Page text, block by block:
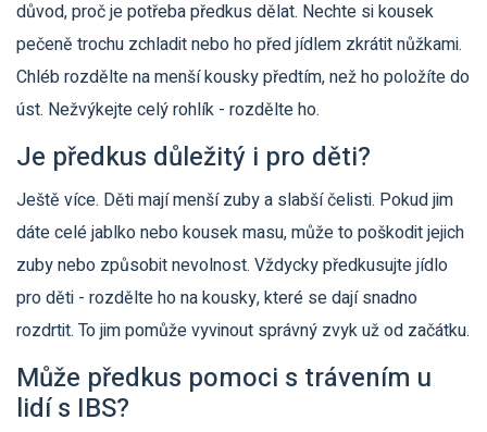
důvod, proč je potřeba předkus dělat. Nechte si kousek
pečeně trochu zchladit nebo ho před jídlem zkrátit nůžkami.
Chléb rozdělte na menší kousky předtím, než ho položíte do
úst. Nežvýkejte celý rohlík - rozdělte ho.
Je předkus důležitý i pro děti?
Ještě více. Děti mají menší zuby a slabší čelisti. Pokud jim
dáte celé jablko nebo kousek masu, může to poškodit jejich
zuby nebo způsobit nevolnost. Vždycky předkusujte jídlo
pro děti - rozdělte ho na kousky, které se dají snadno
rozdrtit. To jim pomůže vyvinout správný zvyk už od začátku.
Může předkus pomoci s trávením u
lidí s IBS?